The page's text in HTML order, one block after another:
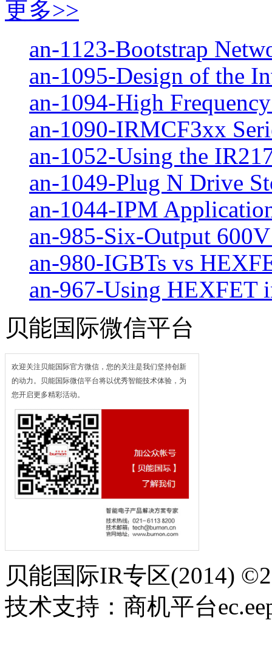
更多>>
an-1123-Bootstrap
an-1095-Design of the
an-1094-High
an-1090-IRMCF3xx
an-1052-Using the
an-1049-Plug N Drive
an-1044-IPM
an-985-Six-Output
an-980-IGBTs vs
an-967-Using HEXFET
贝能国际微信平台
欢迎关注贝能国际官方微信，您的关注是我们坚持创新
的动力。贝能国际微信平台将以优秀智能技术体验，为
您开启更多精彩活动。
贝能国际IR专区(2014)
技术支持：商机平台